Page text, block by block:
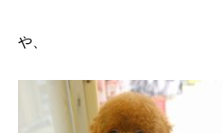
や、